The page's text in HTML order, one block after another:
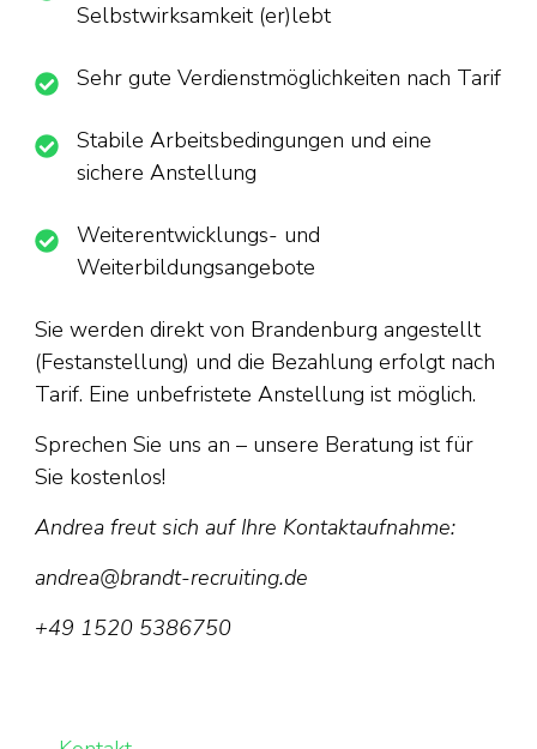
Selbstwirksamkeit (er)lebt
Sehr gute Verdienstmöglichkeiten nach Tarif
Stabile Arbeitsbedingungen und eine
sichere Anstellung
Weiterentwicklungs- und
Weiterbildungsangebote
Sie werden direkt von Brandenburg angestellt
(Festanstellung) und die Bezahlung erfolgt nach
Tarif. Eine unbefristete Anstellung ist möglich.
Sprechen Sie uns an – unsere Beratung ist für
Sie kostenlos!
Andrea freut sich auf Ihre Kontaktaufnahme:
andrea@brandt-recruiting.de
+49 1520 5386750